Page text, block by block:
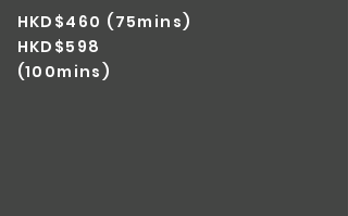
HKD$460 (75mins)
HKD$598
(100mins)